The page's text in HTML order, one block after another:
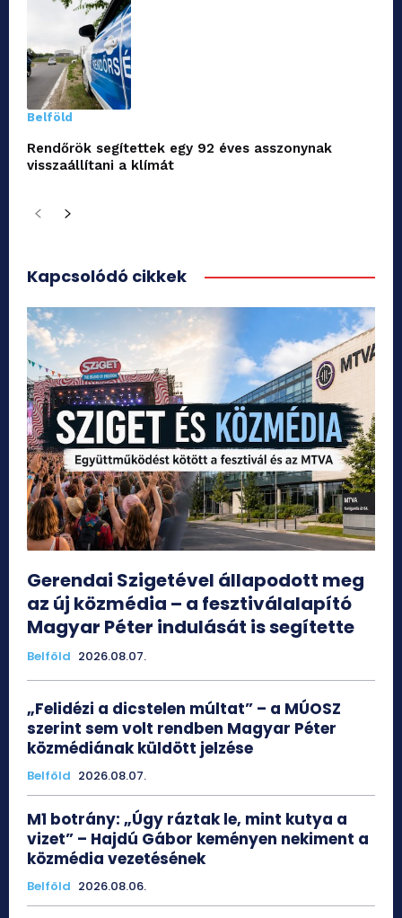
Belföld
Rendőrök segítettek egy 92 éves asszonynak
visszaállítani a klímát
Kapcsolódó cikkek
Gerendai Szigetével állapodott meg
az új közmédia – a fesztiválalapító
Magyar Péter indulását is segítette
Belföld 2026.08.07.
„Felidézi a dicstelen múltat” – a MÚOSZ
szerint sem volt rendben Magyar Péter
közmédiának küldött jelzése
Belföld 2026.08.07.
M1 botrány: „Úgy ráztak le, mint kutya a
vizet” – Hajdú Gábor keményen nekiment a
közmédia vezetésének
Belföld 2026.08.06.